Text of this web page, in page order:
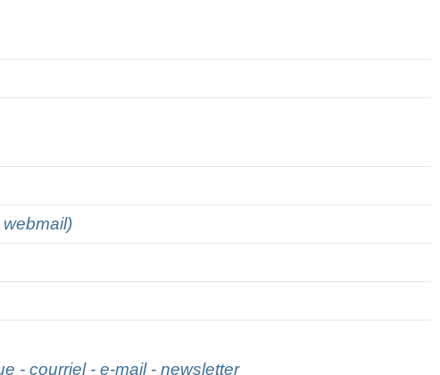
- courriel - e-mail - newsletter